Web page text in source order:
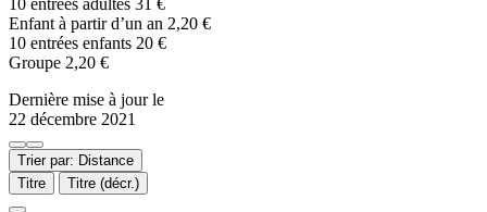
Enfant à partir d’un an 2,20 €
10 entrées enfants 20 €
Groupe 2,20 €
Dernière mise à jour le
22 décembre 2021
Trier par: Distance
Titre
Titre (décr.)